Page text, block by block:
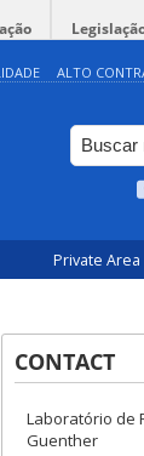
ALTO
Private Area
e Automação
CONTACT
Laboratório de
Guenther